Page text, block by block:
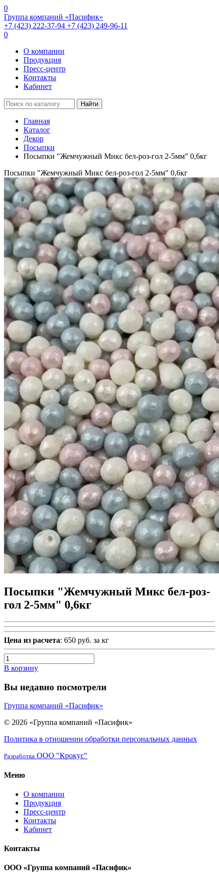
0
Группа компаний «Пасифик»
+7 (423) 222-37-94 +7 (423) 249-96-11
0
О компании
Продукция
Пресс-центр
Контакты
Кабинет
Найти
Главная
Каталог
Декор
Посыпки
Посыпки "Жемчужный Микс бел-роз-гол 2-5мм" 0,6кг
Посыпки "Жемчужный Микс бел-роз-гол 2-5мм" 0,6кг
Посыпки "Жемчужный Микс бел-роз-
гол 2-5мм" 0,6кг
Цена из расчета: 650 руб. за кг
В корзину
Вы недавно посмотрели
Группа компаний «Пасифик»
© 2026 «Группа компаний «Пасифик»
Политика в отношении обработки персональных данных
Разработка ООО "Крокус"
Меню
О компании
Продукция
Пресс-центр
Контакты
Кабинет
Контакты
ООО «Группа компаний «Пасифик»